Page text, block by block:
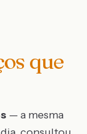
que
— a mesma